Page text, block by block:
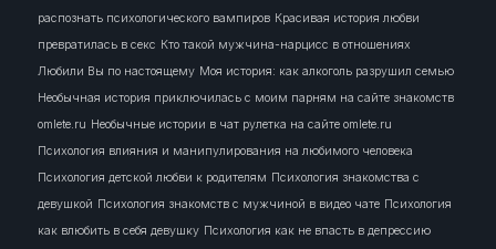
распознать психологического вампиров Красивая история любви
превратилась в секс Кто такой мужчина-нарцисс в отношениях
Любили Вы по настоящему Моя история: как алкоголь разрушил семью
Необычная история приключилась с моим парням на сайте знакомств
omlete.ru Необычные истории в чат рулетка на сайте omlete.ru
Психология влияния и манипулирования на любимого человека
Психология детской любви к родителям Психология знакомства с
девушкой Психология знакомств с мужчиной в видео чате Психология
как влюбить в себя девушку Психология как не впасть в депрессию